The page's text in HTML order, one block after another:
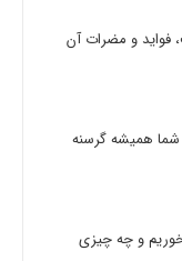
و مضرات آن
شما همیشه گرسنه
و چه چیزی